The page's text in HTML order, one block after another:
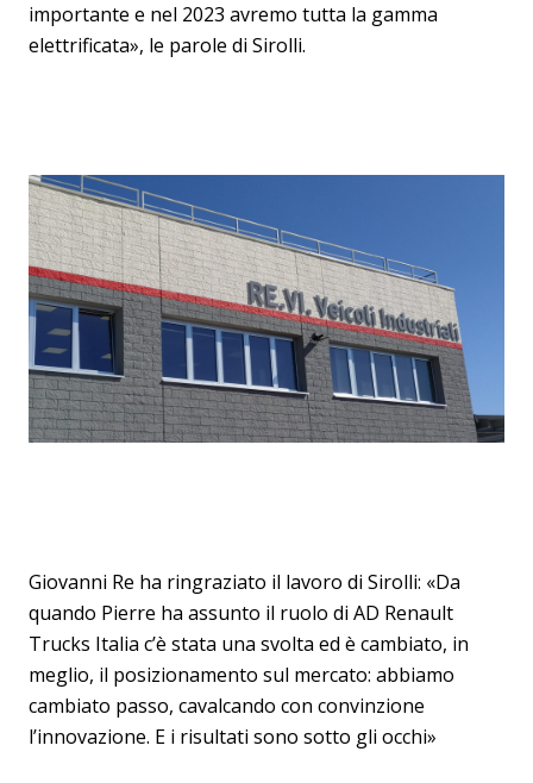
importante e nel 2023 avremo tutta la gamma
elettrificata», le parole di Sirolli.
Giovanni Re ha ringraziato il lavoro di Sirolli: «Da
quando Pierre ha assunto il ruolo di AD Renault
Trucks Italia c’è stata una svolta ed è cambiato, in
meglio, il posizionamento sul mercato: abbiamo
cambiato passo, cavalcando con convinzione
l’innovazione. E i risultati sono sotto gli occhi»